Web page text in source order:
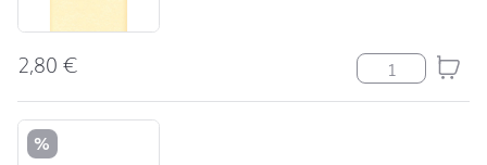
2,80€ Mitteldecke
%